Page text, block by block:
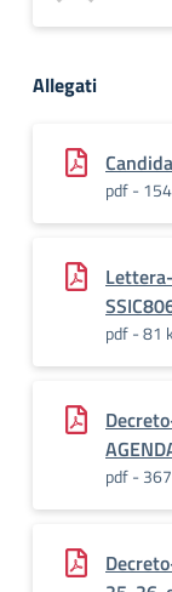
Allegati
pdf -
pdf - 81
pdf -